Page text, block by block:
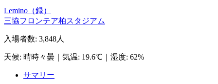
Lemino（録）
三協フロンテア柏スタジアム
入場者数: 3,848人
天候: 晴時々曇 気温: 19.6℃ 湿度: 62%
サマリー